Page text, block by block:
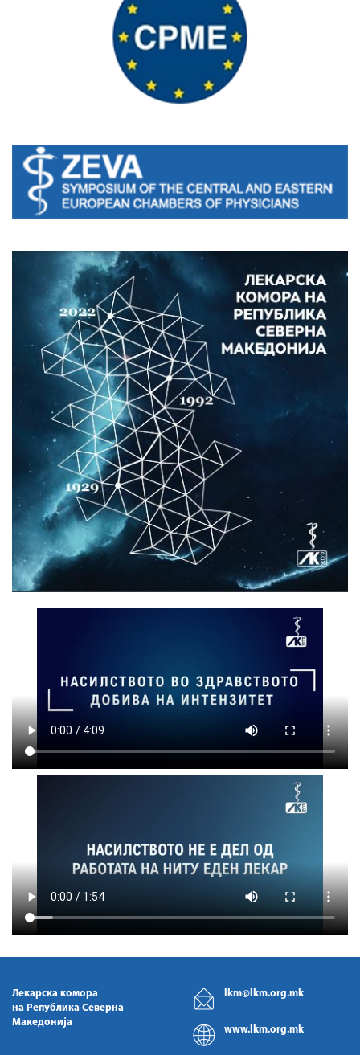
Лекарска комора
на Република Северна
Македонија
lkm@lkm.org.mk
www.lkm.org.mk